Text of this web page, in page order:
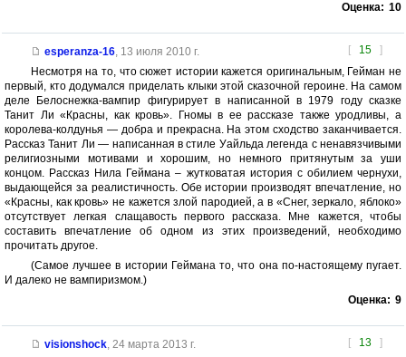
Оценка: 10
[ 15 ]
esperanza-16, 13 июля 2010 г.
Несмотря на то, что сюжет истории кажется оригинальным, Гейман не
первый, кто додумался приделать клыки этой сказочной героине. На самом
деле Белоснежка-вампир фигурирует в написанной в 1979 году сказке
Танит Ли «Красны, как кровь». Гномы в ее рассказе также уродливы, а
королева-колдунья — добра и прекрасна. На этом сходство заканчивается.
Рассказ Танит Ли — написанная в стиле Уайльда легенда с ненавязчивыми
религиозными мотивами и хорошим, но немного притянутым за уши
концом. Рассказ Нила Геймана – жутковатая история с обилием чернухи,
выдающейся за реалистичность. Обе истории производят впечатление, но
«Красны, как кровь» не кажется злой пародией, а в «Снег, зеркало, яблоко»
отсутствует легкая слащавость первого рассказа. Мне кажется, чтобы
составить впечатление об одном из этих произведений, необходимо
прочитать другое.
(Самое лучшее в истории Геймана то, что она по-настоящему пугает.
И далеко не вампиризмом.)
Оценка: 9
[ 13 ]
visionshock, 24 марта 2013 г.